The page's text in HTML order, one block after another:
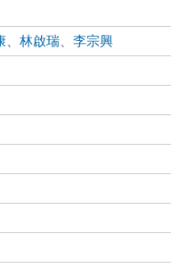
、林啟瑞 、李宗興